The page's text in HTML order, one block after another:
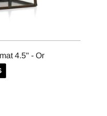
4.5" - Or